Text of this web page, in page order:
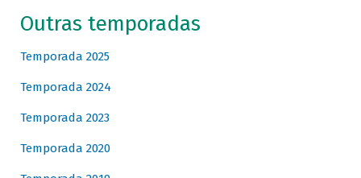
Outras temporadas
Temporada 2025
Temporada 2024
Temporada 2023
Temporada 2020